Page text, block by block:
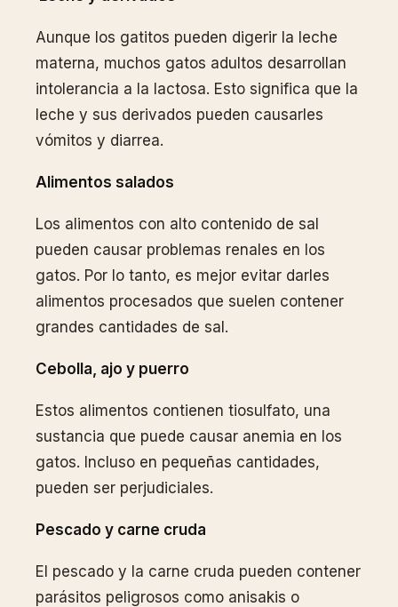
Aunque los gatitos pueden digerir la leche
materna, muchos gatos adultos desarrollan
intolerancia a la lactosa. Esto significa que la
leche y sus derivados pueden causarles
vómitos y diarrea.
Alimentos salados
Los alimentos con alto contenido de sal
pueden causar problemas renales en los
gatos. Por lo tanto, es mejor evitar darles
alimentos procesados que suelen contener
grandes cantidades de sal.
Cebolla, ajo y puerro
Estos alimentos contienen tiosulfato, una
sustancia que puede causar anemia en los
gatos. Incluso en pequeñas cantidades,
pueden ser perjudiciales.
Pescado y carne cruda
El pescado y la carne cruda pueden contener
parásitos peligrosos como anisakis o